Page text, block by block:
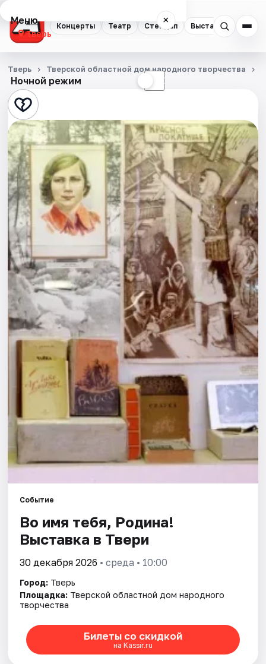
Концерты Театр Стендап Выставки
Меню ×
Тверь
Концерты
Театр
Стендап
Выставки
Квесты
Экскурсии
Спорт
События
Города
Площадки
Рейтинги
Ночной режим ☾
Тверь Тверской областной дом народного творчества
Событие
Во имя тебя, Родина!
Выставка в Твери
30 декабря 2026 • среда • 10:00
Город: Тверь
Площадка: Тверской областной дом народного
творчества
Билеты со скидкой
на Kassir.ru